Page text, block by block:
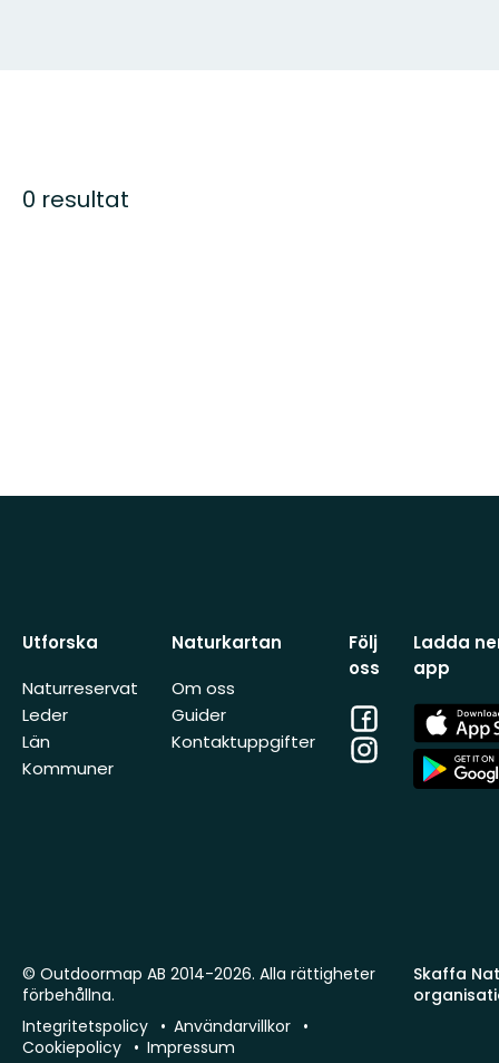
0 resultat
Utforska
Naturreservat
Leder
Län
Kommuner
Naturkartan
Om oss
Guider
Kontaktuppgifter
Följ
oss
Facebook
Instagram
Ladda
app
App
Store
App
Store
Skaffa
© Outdoormap AB 2014-2026. Alla rättigheter
förbehållna.
Integritetspolicy
Användarvillkor
Cookiepolicy
Impressum